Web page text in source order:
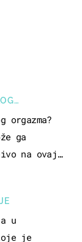
orgazma?
ga
na ovaj
u
je